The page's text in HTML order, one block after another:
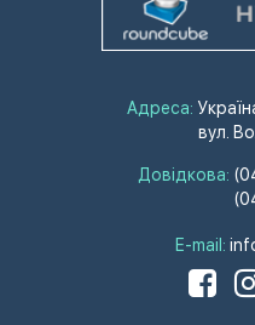
Адреса:
вул.
Довідкова:
E-mail: